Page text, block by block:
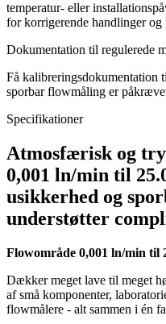
temperatur- eller
for korrigerende handlinger
Dokumentation til regulerede
Få kalibreringsdokumentation
sporbar flowmåling er
Specifikationer
Atmosfærisk og
0,001 ln/min til
usikkerhed og
understøtter
Flowområde 0,001 ln/min til
Dækker meget lave til meget
af små komponenter,
flowmålere - alt sammen i én